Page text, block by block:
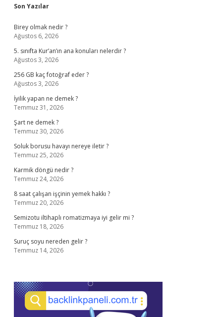
Sidebar
Son Yazılar
Birey olmak nedir ?
Ağustos 6, 2026
5. sınıfta Kur’an’ın ana konuları nelerdir ?
Ağustos 3, 2026
256 GB kaç fotoğraf eder ?
Ağustos 3, 2026
İyilik yapan ne demek ?
Temmuz 31, 2026
Şart ne demek ?
Temmuz 30, 2026
Soluk borusu havayı nereye iletir ?
Temmuz 25, 2026
Karmik döngü nedir ?
Temmuz 24, 2026
8 saat çalışan işçinin yemek hakkı ?
Temmuz 20, 2026
Semizotu iltihaplı romatizmaya iyi gelir mi ?
Temmuz 18, 2026
Suruç soyu nereden gelir ?
Temmuz 14, 2026